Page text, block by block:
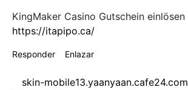
KingMaker Casino Gutschein einlösen
https://itapipo.ca/
Responder Enlazar
skin-mobile13.yaanyaan.cafe24.com